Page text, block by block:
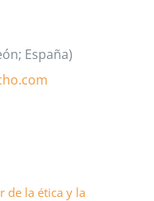
España)
.com
de la ética y la